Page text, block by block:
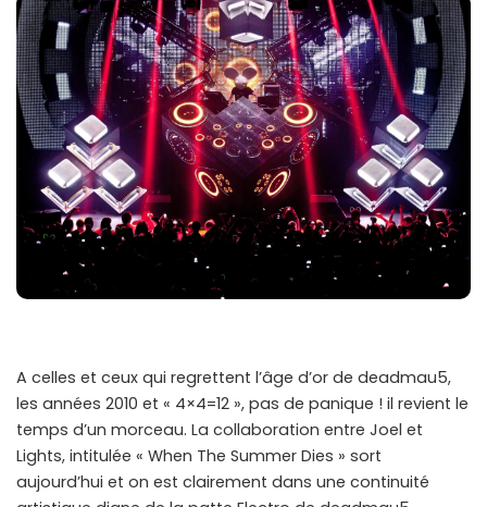
A celles et ceux qui regrettent l’âge d’or de deadmau5,
les années 2010 et « 4×4=12 », pas de panique ! il revient le
temps d’un morceau. La collaboration entre Joel et
Lights, intitulée « When The Summer Dies » sort
aujourd’hui et on est clairement dans une continuité